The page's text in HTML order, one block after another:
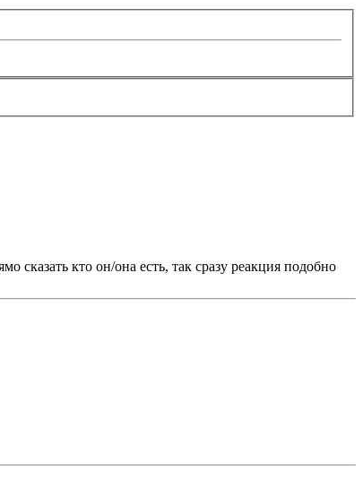
сказать кто он/она есть, так сразу реакция подобно